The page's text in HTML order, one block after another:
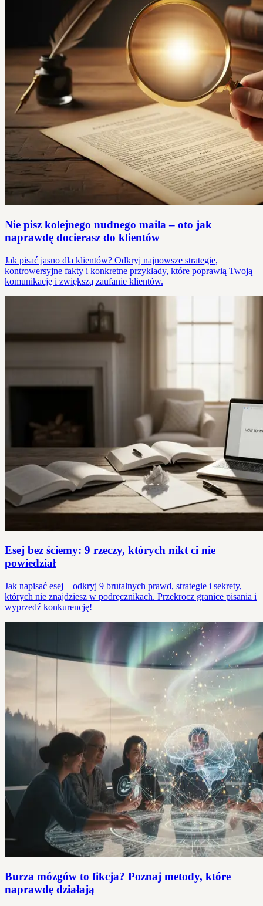
Nie pisz kolejnego nudnego maila – oto jak
naprawdę docierasz do klientów
Jak pisać jasno dla klientów? Odkryj najnowsze strategie,
kontrowersyjne fakty i konkretne przykłady, które poprawią Twoją
komunikację i zwiększą zaufanie klientów.
Esej bez ściemy: 9 rzeczy, których nikt ci nie
powiedział
Jak napisać esej – odkryj 9 brutalnych prawd, strategie i sekrety,
których nie znajdziesz w podręcznikach. Przekrocz granice pisania i
wyprzedź konkurencję!
Burza mózgów to fikcja? Poznaj metody, które
naprawdę działają